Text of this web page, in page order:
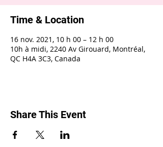
Time & Location
16 nov. 2021, 10 h 00 – 12 h 00
10h à midi, 2240 Av Girouard, Montréal,
QC H4A 3C3, Canada
Share This Event